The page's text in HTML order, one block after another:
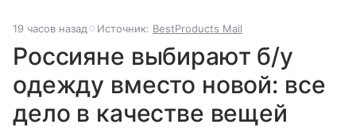
19 часов назад Источник: BestProducts Mail
Россияне выбирают б/у
одежду вместо новой: все
дело в качестве вещей